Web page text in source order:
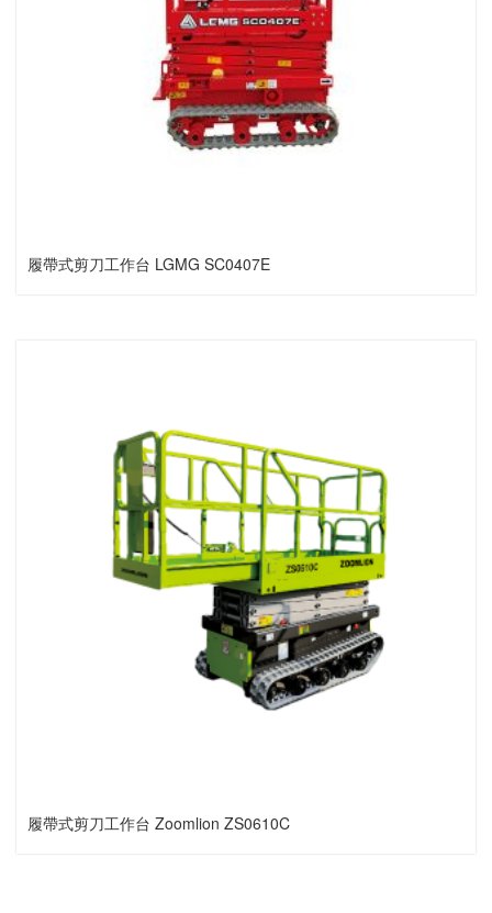
履帶式剪刀工作台 LGMG SC0407E
履帶式剪刀工作台 Zoomlion ZS0610C